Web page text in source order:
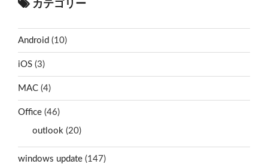
カテゴリー
Android (10)
iOS (3)
MAC (4)
Office (46)
outlook (20)
windows update (147)